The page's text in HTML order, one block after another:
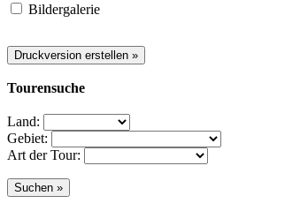
Bildergalerie
Tourensuche
Land:
Gebiet:
Art der Tour: